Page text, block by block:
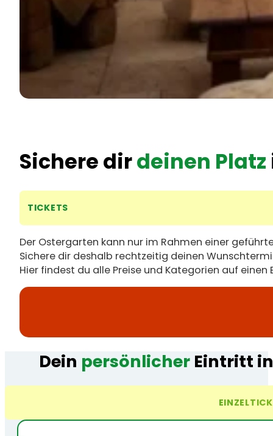
Sichere dirdeinen Platz
TICKETS
Der Ostergarten kann nur im Rahmen einer
Sichere dir deshalb rechtzeitig deinen
Hier findest du alle Preise und Kategorien auf
Dein persönlicher Eintritt